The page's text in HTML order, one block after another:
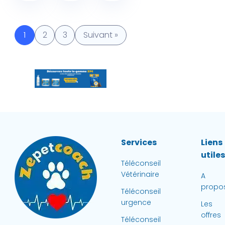
1 2 3 Suivant »
Services
Téléconseil
Vétérinaire
Téléconseil
urgence
Téléconseil
Liens
utiles
A
Les
offres